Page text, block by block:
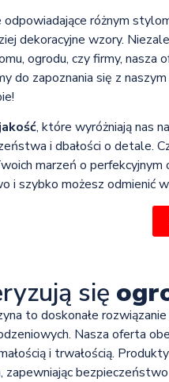
różnym
dekoracyjne wzory.
ogrodu, czy firmy, nasza
do zapoznania się z
, które wyróżniają nas
i dbałości o detale.
marzeń o perfekcyjnym
i szybko możesz odmienić
się
to doskonałe
Nasza oferta
i trwałością.
zapewniając